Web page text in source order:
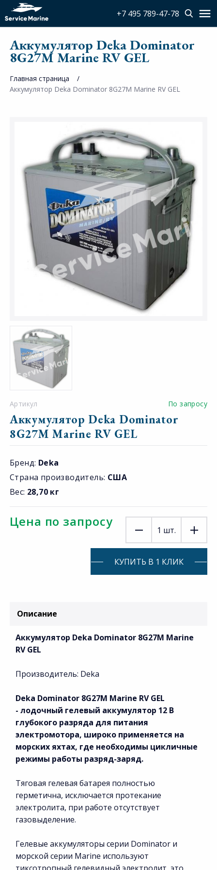
+7 495 789-47-78
Аккумулятор Deka Dominator
8G27M Marine RV GEL
Главная страница
Аккумулятор Deka Dominator 8G27M Marine RV GEL
Артикул По запросу
Аккумулятор Deka Dominator
8G27M Marine RV GEL
Бренд: Deka
Страна производитель: США
Вес: 28,70 кг
Цена по запросу
1 шт.
КУПИТЬ В 1 КЛИК
Описание
Аккумулятор Deka Dominator 8G27M Marine
RV GEL
Производитель: Deka
Deka Dominator 8G27M Marine RV GEL
- лодочный гелевый аккумулятор 12 В
глубокого разряда для питания
электромотора, широко применяется на
морских яхтах, где необходимы цикличные
режимы работы разряд-заряд.
Тяговая гелевая батарея полностью
герметична, исключается протекание
электролита, при работе отсутствует
газовыделение.
Гелевые аккумуляторы серии Dominator и
морской серии Marine используют